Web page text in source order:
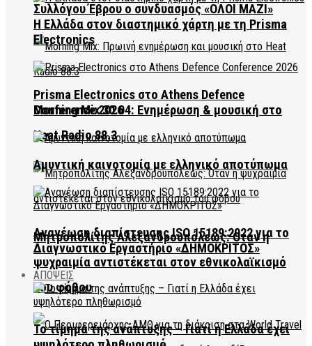
Συλλόγου Έβρου ο συνδυασμός «ΟΛΟΙ ΜΑΖΙ»
Morning Mix 30.04: Ενημέρωση & μουσική στο
Heat Radio 88.3
Μητροπολίτης Αλεξανδρουπόλεως: Όταν η
ψυχραιμία αντιστέκεται στον εθνικολαϊκισμό
του φόβου
Η Ελλάδα στον διαστημικό χάρτη με τη Prisma
Electronics
Prisma Electronics στο Athens Defence
Conference 2026
Αμυντική καινοτομία με ελληνικό αποτύπωμα
Ανανέωση διαπίστευσης ISO 15189:2022 για το
Διαγνωστικό Εργαστήριο «ΔΗΜΟΚΡΙΤΟΣ»
ΑΠΟΨΕΙΣ
Το τίμημα της ανάπτυξης – Γιατί η Ελλάδα έχει